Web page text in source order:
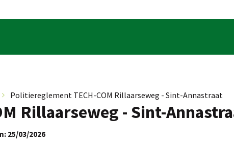
» Politiereglement TECH-COM Rillaarseweg - Sint-Annastraat
Rillaarseweg - Sint-
25/03/2026